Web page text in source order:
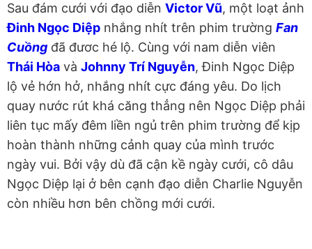
Sau đám cưới với đạo diễn Victor Vũ, một loạt ảnh
Đinh Ngọc Diệp nhắng nhít trên phim trường Fan
Cuồng đã đươc hé lộ. Cùng với nam diễn viên
Thái Hòa và Johnny Trí Nguyễn, Đinh Ngọc Diệp
lộ vẻ hớn hở, nhắng nhít cực đáng yêu. Do lịch
quay nước rút khá căng thẳng nên Ngọc Diệp phải
liên tục mấy đêm liền ngủ trên phim trường để kịp
hoàn thành những cảnh quay của mình trước
ngày vui. Bởi vậy dù đã cận kề ngày cưới, cô dâu
Ngọc Diệp lại ở bên cạnh đạo diễn Charlie Nguyễn
còn nhiều hơn bên chồng mới cưới.